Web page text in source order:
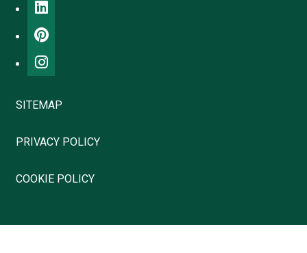
SITEMAP
PRIVACY POLICY
COOKIE POLICY